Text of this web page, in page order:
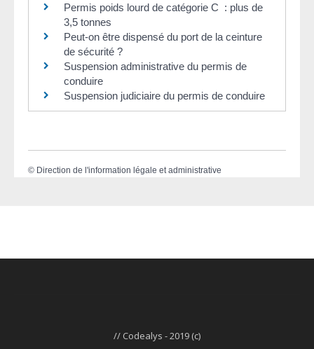
Permis poids lourd de catégorie C : plus de
3,5 tonnes
Peut-on être dispensé du port de la ceinture
de sécurité ?
Suspension administrative du permis de
conduire
Suspension judiciaire du permis de conduire
© Direction de l'information légale et administrative
// Codealys - 2019 (c)